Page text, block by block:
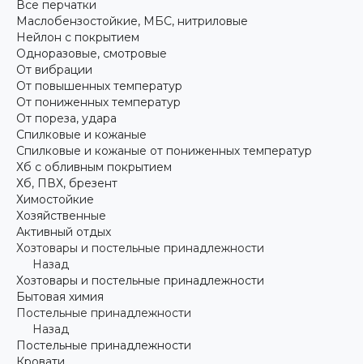
Все перчатки
Маслобензостойкие, МБС, нитриловые
Нейлон с покрытием
Одноразовые, смотровые
От вибрации
От повышенных температур
От пониженных температур
От пореза, удара
Спилковые и кожаные
Спилковые и кожаные от пониженных температур
Хб с обливным покрытием
Хб, ПВХ, брезент
Химостойкие
Хозяйственные
Активный отдых
Хозтовары и постельные принадлежности
Назад
Хозтовары и постельные принадлежности
Бытовая химия
Постельные принадлежности
Назад
Постельные принадлежности